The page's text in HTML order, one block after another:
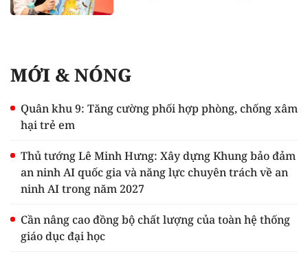
MỚI & NÓNG
Quân khu 9: Tăng cường phối hợp phòng, chống xâm
hại trẻ em
Thủ tướng Lê Minh Hưng: Xây dựng Khung bảo đảm
an ninh AI quốc gia và năng lực chuyên trách về an
ninh AI trong năm 2027
Cần nâng cao đồng bộ chất lượng của toàn hệ thống
giáo dục đại học